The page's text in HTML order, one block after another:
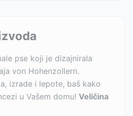
pse koji je dizajnirala
von Hohenzollern.
izrade i lepote, baš kako
u Vašem domu! Veličina